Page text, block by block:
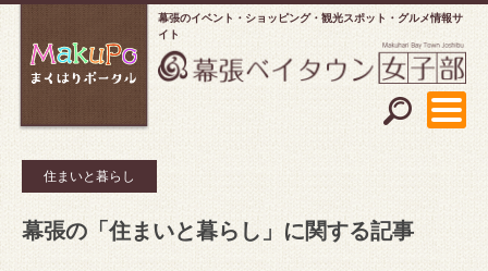
幕張のイベント・ショッピング
観光スポット・グルメ情報サ
イト
住まいと暮らし
幕張の「住まいと暮らし」に関する記事